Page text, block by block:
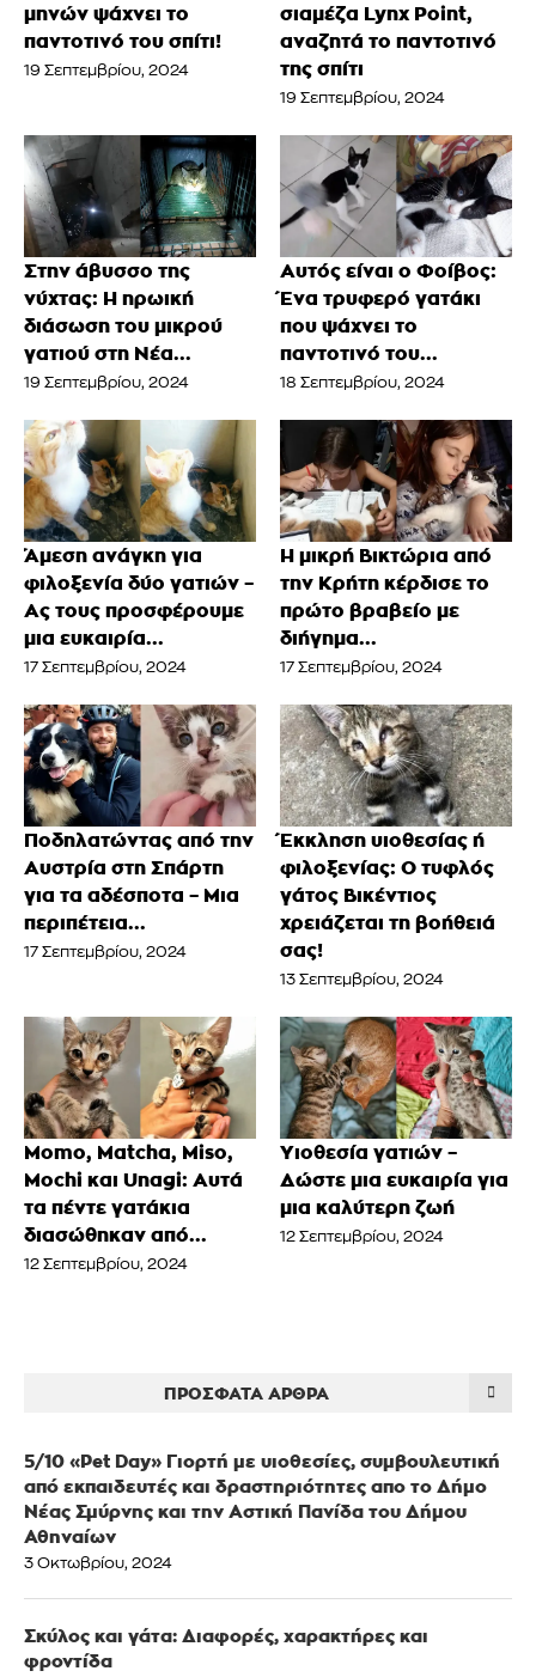
μηνών ψάχνει το
παντοτινό του σπίτι!
19 Σεπτεμβρίου, 2024
σιαμέζα Lynx Point,
αναζητά το παντοτινό
της σπίτι
19 Σεπτεμβρίου, 2024
Στην άβυσσο της
νύχτας: Η ηρωική
διάσωση του μικρού
γατιού στη Νέα...
19 Σεπτεμβρίου, 2024
Αυτός είναι ο Φοίβος:
Ένα τρυφερό γατάκι
που ψάχνει το
παντοτινό του...
18 Σεπτεμβρίου, 2024
Άμεση ανάγκη για
φιλοξενία δύο γατιών –
Ας τους προσφέρουμε
μια ευκαιρία...
17 Σεπτεμβρίου, 2024
Η μικρή Βικτώρια από
την Κρήτη κέρδισε το
πρώτο βραβείο με
διήγημα...
17 Σεπτεμβρίου, 2024
Ποδηλατώντας από την
Αυστρία στη Σπάρτη
για τα αδέσποτα – Μια
περιπέτεια...
17 Σεπτεμβρίου, 2024
Έκκληση υιοθεσίας ή
φιλοξενίας: Ο τυφλός
γάτος Βικέντιος
χρειάζεται τη βοήθειά
σας!
13 Σεπτεμβρίου, 2024
Momo, Matcha, Miso,
Mochi και Unagi: Αυτά
τα πέντε γατάκια
διασώθηκαν από...
12 Σεπτεμβρίου, 2024
Υιοθεσία γατιών –
Δώστε μια ευκαιρία για
μια καλύτερη ζωή
12 Σεπτεμβρίου, 2024
ΠΡΌΣΦΑΤΑ ΆΡΘΡΑ
5/10 «Pet Day» Γιορτή με υιοθεσίες, συμβουλευτική
από εκπαιδευτές και δραστηριότητες απο το Δήμο
Νέας Σμύρνης και την Αστική Πανίδα του Δήμου
Αθηναίων
3 Οκτωβρίου, 2024
Σκύλος και γάτα: Διαφορές, χαρακτήρες και
φροντίδα